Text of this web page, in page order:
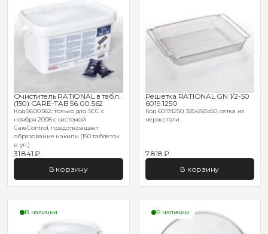
Очиститель RATIONAL в табл.
(150) CARE-TAB 56.00.562
Код 56.00.562; только для SCC с
ноября 2008 с системой
CareControl, предотвращает
образование накипи (150 таблеток
в уп.)
31 841 ₽
В корзину
Решетка RATIONAL GN 1/2-50
6019.1250
Код 6019.1250; 325х265х50, сетка из
нерж.стали
7 818 ₽
В корзину
В наличии В наличии